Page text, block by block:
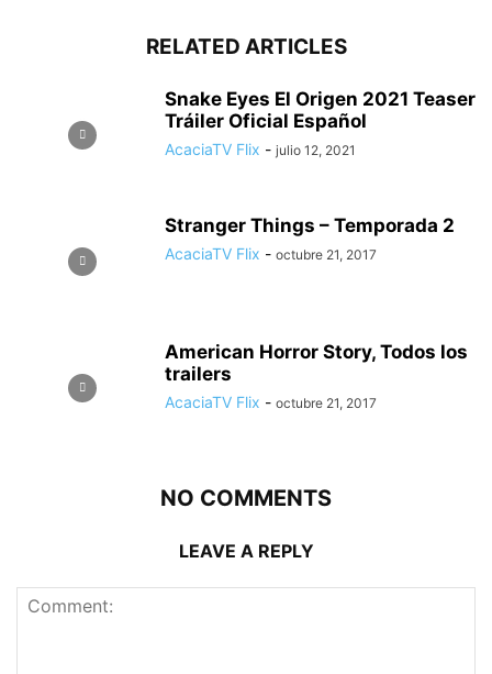
RELATED ARTICLES
Snake Eyes El Origen 2021 Teaser
Tráiler Oficial Español
AcaciaTV Flix - julio 12, 2021
Stranger Things – Temporada 2
AcaciaTV Flix - octubre 21, 2017
American Horror Story, Todos los
trailers
AcaciaTV Flix - octubre 21, 2017
NO COMMENTS
LEAVE A REPLY